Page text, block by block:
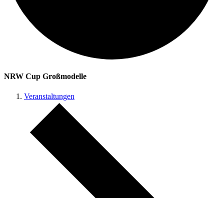
NRW Cup Großmodelle
Veranstaltungen